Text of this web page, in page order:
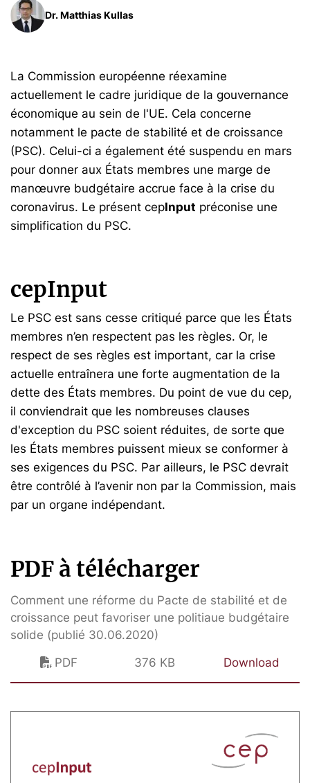
Dr. Matthias Kullas
La Commission européenne réexamine
actuellement le cadre juridique de la gouvernance
économique au sein de l'UE. Cela concerne
notamment le pacte de stabilité et de croissance
(PSC). Celui-ci a également été suspendu en mars
pour donner aux États membres une marge de
manœuvre budgétaire accrue face à la crise du
coronavirus. Le présent cepInput préconise une
simplification du PSC.
cepInput
Le PSC est sans cesse critiqué parce que les États
membres n’en respectent pas les règles. Or, le
respect de ses règles est important, car la crise
actuelle entraînera une forte augmentation de la
dette des États membres. Du point de vue du cep,
il conviendrait que les nombreuses clauses
d'exception du PSC soient réduites, de sorte que
les États membres puissent mieux se conformer à
ses exigences du PSC. Par ailleurs, le PSC devrait
être contrôlé à l’avenir non par la Commission, mais
par un organe indépendant.
PDF à télécharger
Comment une réforme du Pacte de stabilité et de
croissance peut favoriser une politiaue budgétaire
solide (publié 30.06.2020)
PDF
376 KB Download